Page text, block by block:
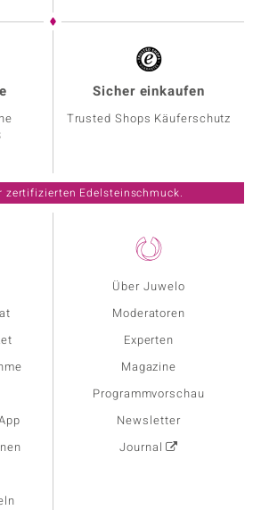
Über Juwelo
Moderatoren
Experten
Magazine
Programmvorschau
Newsletter
Journal
Sicher einkaufen
Trusted Shops Käuferschutz
zertifizierten Edelsteinschmuck.